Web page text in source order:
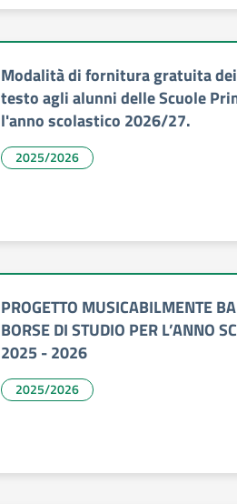
Modalità di fornitura gratuita
testo agli alunni delle Scuole
l'anno scolastico 2026/27.
2025/2026
PROGETTO MUSICABILMENTE
BORSE DI STUDIO PER L’ANNO
2025 - 2026
2025/2026